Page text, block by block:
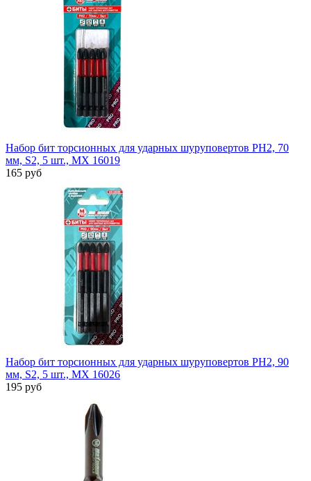
Набор бит торсионных для ударных шуруповертов PH2, 70
мм, S2, 5 шт., MX 16019
165 руб
Набор бит торсионных для ударных шуруповертов PH2, 90
мм, S2, 5 шт., MX 16026
195 руб